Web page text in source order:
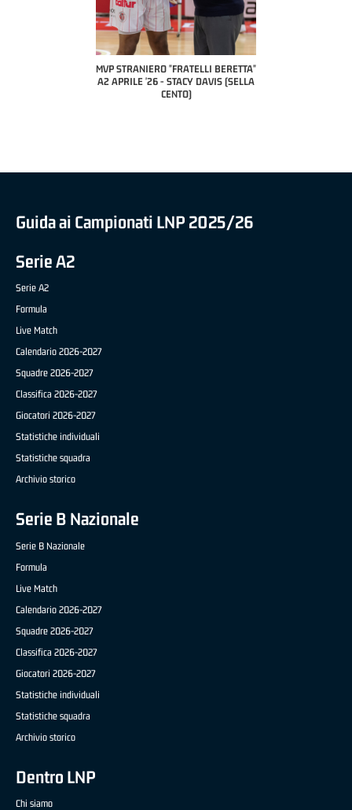
MVP STRANIERO "FRATELLI BERETTA"
A2 APRILE '26 - STACY DAVIS (SELLA
MVP "FRATELLI BERETTA" SAMUEL
DILAS B NAZIONALE APRILE '26 -
MARCO RESTELLI (TAV TREVIGLIO
Guida ai Campionati LNP 2025/26
Serie A2
Serie A2
Formula
Live Match
Calendario 2026-2027
Squadre 2026-2027
Classifica 2026-2027
Giocatori 2026-2027
Statistiche individuali
Statistiche squadra
Archivio storico
Serie B Nazionale
Serie B Nazionale
Formula
Live Match
Calendario 2026-2027
Squadre 2026-2027
Classifica 2026-2027
Giocatori 2026-2027
Statistiche individuali
Statistiche squadra
Archivio storico
Dentro LNP
Chi siamo